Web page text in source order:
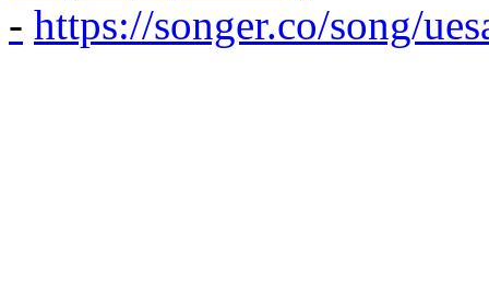
- https://songer.co/song/